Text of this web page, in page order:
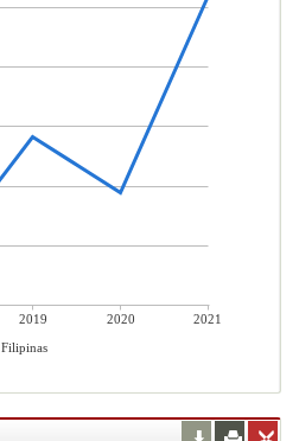
2019 2020
2021
Filipinas